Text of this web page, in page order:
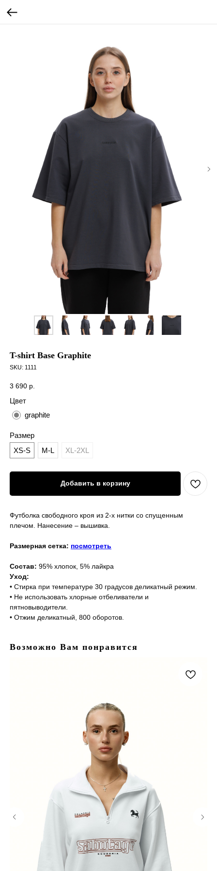
T-shirt Base Graphite
SKU: 1111
3 690 р.
Цвет
graphite
Размер
XS-S
M-L XL-2XL
Добавить в корзину
Футболка свободного кроя из 2-х нитки со спущенным
плечом. Нанесение – вышивка.
Размерная сетка: посмотреть
Состав: 95% хлопок, 5% лайкра
Уход:
• Стирка при температуре 30 градусов деликатный режим.
• Не использовать хлорные отбеливатели и
пятновыводители.
• Отжим деликатный, 800 оборотов.
Возможно Вам понравится